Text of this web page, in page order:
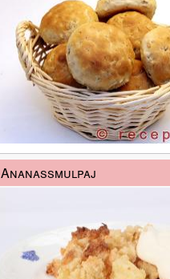
Ananassmulpaj